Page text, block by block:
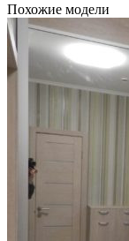
Похожие модели